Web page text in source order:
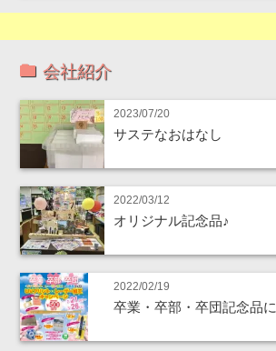
会社紹介
2023/07/20
サステなおはなし
2022/03/12
オリジナル記念品♪
2022/02/19
卒業・卒部・卒団記念品に